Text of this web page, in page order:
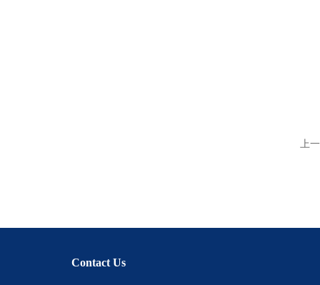
上
Contact Us